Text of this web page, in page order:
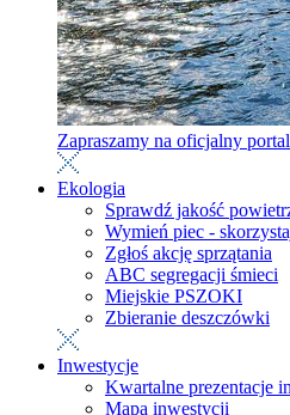
Zapraszamy na oficjalny
Ekologia
Sprawdź jakość
Wymień piec -
Zgłoś akcję sprzątania
ABC segregacji śmieci
Miejskie PSZOKI
Zbieranie deszczówki
Inwestycje
Kwartalne prezentacje
Mapa inwestycji